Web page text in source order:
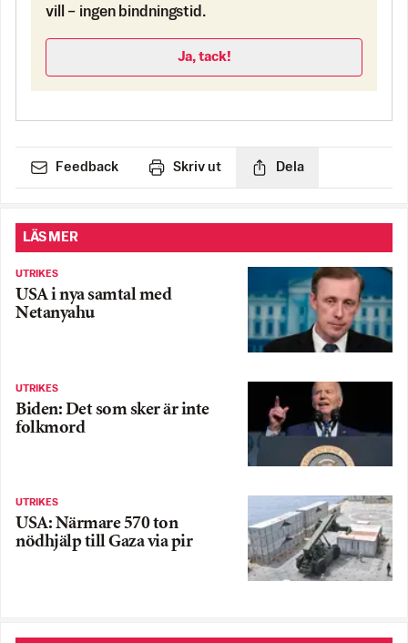
vill – ingen bindningstid.
Ja, tack!
Feedback Skriv ut Dela
LÄS MER
UTRIKES
USA i nya samtal med
Netanyahu
UTRIKES
Biden: Det som sker är inte
folkmord
UTRIKES
USA: Närmare 570 ton
nödhjälp till Gaza via pir